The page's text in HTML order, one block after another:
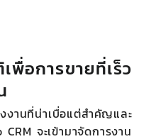
พื่อการขายที่เร็ว
งานที่น่าเบื่อแต่สำคัญและ
จะเข้ามาจัดการงาน